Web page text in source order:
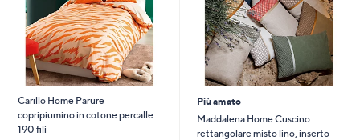
Carillo Home Parure
copripiumino in cotone percalle
190 fili
Più amato
Maddalena Home Cuscino
rettangolare misto lino, inserto